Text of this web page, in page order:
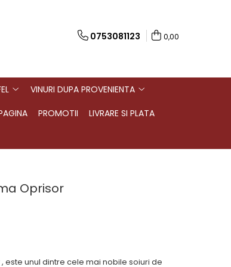
0753081123 0,00
VINURI DUPA PROVENIENTA
PROMOTII
LIVRARE SI PLATA
Oprisor
este unul dintre cele mai nobile soiuri de